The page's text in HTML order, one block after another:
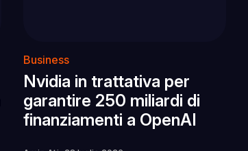
Business
Nvidia in trattativa per
garantire 250 miliardi di
finanziamenti a OpenAI